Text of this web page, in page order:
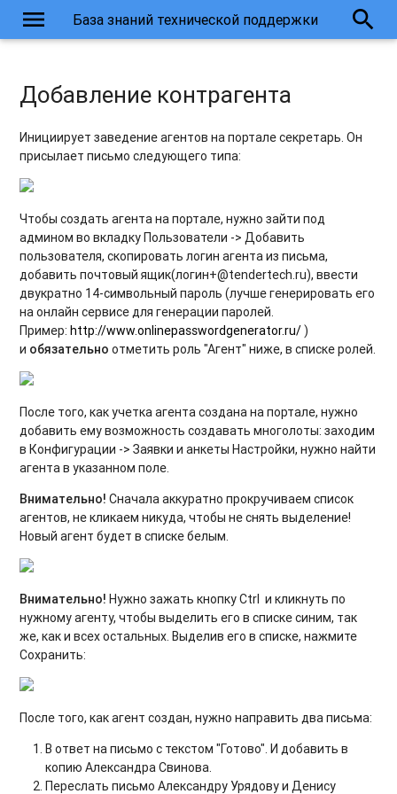
menu База знаний технической поддержки search
Добавление контрагента
​Инициирует заведение агентов на портале секретарь. Он
присылает письмо следующего типа:
Чтобы создать агента на портале, нужно зайти под
админом во вкладку Пользователи -> Добавить
пользователя, скопировать логин агента из письма,
добавить почтовый ящик(логин+@tendertech.ru), ввести
двукратно 14-символьный пароль (лучше генерировать его
на онлайн сервисе для генерации паролей.
Пример:http://www.onlinepasswordgenerator.ru/)
и обязательно отметить роль "Агент" ниже, в списке ролей.
После того, как учетка агента создана на портале, нужно
добавить ему возможность создавать многолоты: заходим
в Конфигурации -> Заявки и анкеты Настройки, нужно найти
агента в указанном поле.
Внимательно! Сначала аккуратно прокручиваем список
агентов, не кликаем никуда, чтобы не снять выделение!
Новый агент будет в списке белым.
Внимательно!Нужно зажать кнопку Ctrl и кликнуть по
нужному агенту, чтобы выделить его в списке синим, так
же, как и всех остальных. Выделив его в списке, нажмите
Сохранить:
После того, как агент создан, нужно направить два письма:
В ответ на письмо с текстом "Готово". И добавить в
копию Александра Свинова.
Переслать письмо Александру Урядову и Денису